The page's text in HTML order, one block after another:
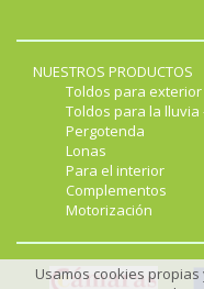
NUESTROS PRODUCTOS
Toldos para exterior
Toldos para la lluvia
Pergotenda
Lonas
Para el interior
Complementos
Motorización
Usamos cookies